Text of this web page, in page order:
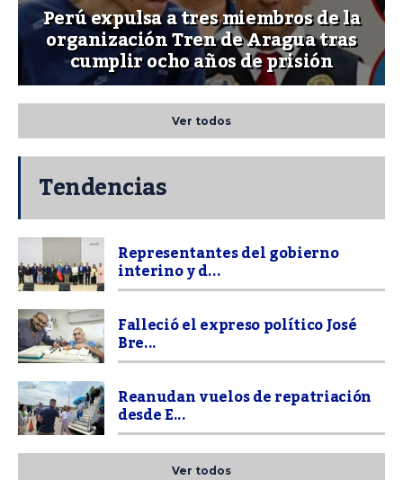
Perú expulsa a tres miembros de la
organización Tren de Aragua tras
cumplir ocho años de prisión
Ver todos
Tendencias
Representantes del gobierno
interino y d...
Falleció el expreso político José
Bre...
Reanudan vuelos de repatriación
desde E...
Ver todos